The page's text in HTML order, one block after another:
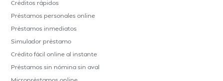
Créditos rápidos
Préstamos personales online
Préstamos inmediatos
Simulador préstamo
Crédito fácil online al instante
Préstamos sin nómina sin aval